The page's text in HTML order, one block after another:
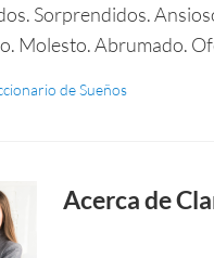
Sorprendidos.
Molesto. Abrumado.
de Sueños
Acerca de